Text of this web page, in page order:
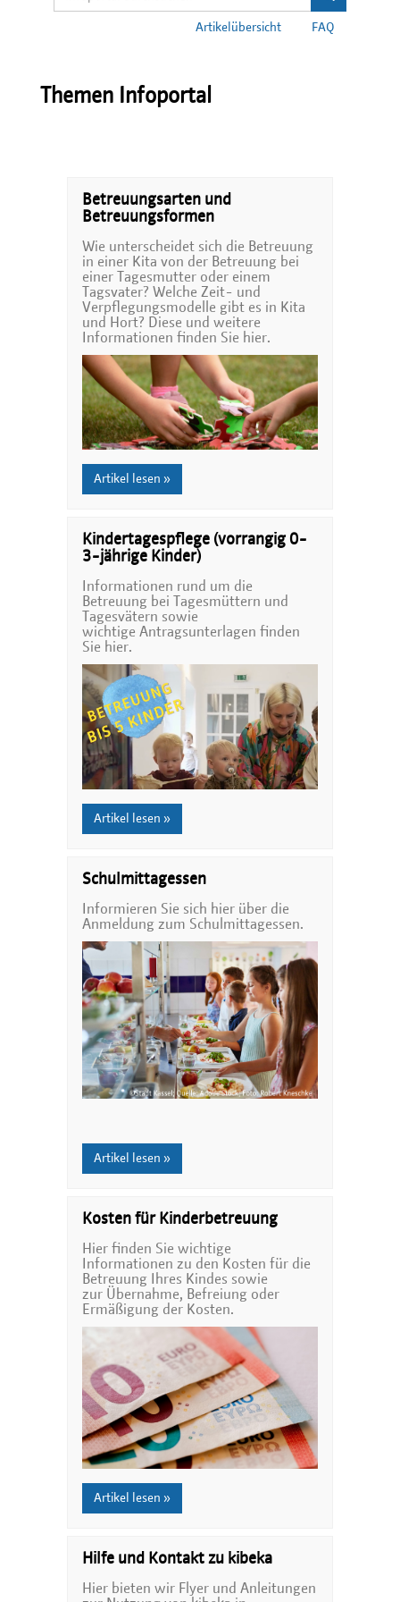
FAQ
Artikelübersicht
Themen Infoportal
Betreuungsarten und
Betreuungsformen
Wie unterscheidet sich die Betreuung
in einer Kita von der Betreuung bei
einer Tagesmutter oder einem
Tagsvater? Welche Zeit- und
Verpflegungsmodelle gibt es in Kita
und Hort? Diese und weitere
Informationen finden Sie hier.
Artikel lesen »
Kindertagespflege (vorrangig 0-
3-jährige Kinder)
Informationen rund um die
Betreuung bei Tagesmüttern und
Tagesvätern sowie
wichtige Antragsunterlagen finden
Sie hier.
Artikel lesen »
Schulmittagessen
Informieren Sie sich hier über die
Anmeldung zum Schulmittagessen.
Artikel lesen »
Kosten für Kinderbetreuung
Hier finden Sie wichtige
Informationen zu den Kosten für die
Betreuung Ihres Kindes sowie
zur Übernahme, Befreiung oder
Ermäßigung der Kosten.
Artikel lesen »
Hilfe und Kontakt zu kibeka
Hier bieten wir Flyer und Anleitungen